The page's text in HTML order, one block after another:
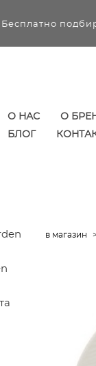
Бесплатно
О НАС О
БЛОГ
в магазин >